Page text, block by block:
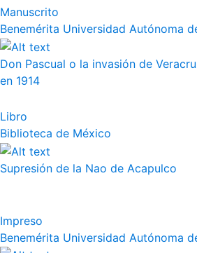
Manuscrito
Benemérita Universidad Autónoma
Don Pascual o la invasión de
en 1914
Libro
Biblioteca de México
Supresión de la Nao de Acapulco
Impreso
Benemérita Universidad Autónoma